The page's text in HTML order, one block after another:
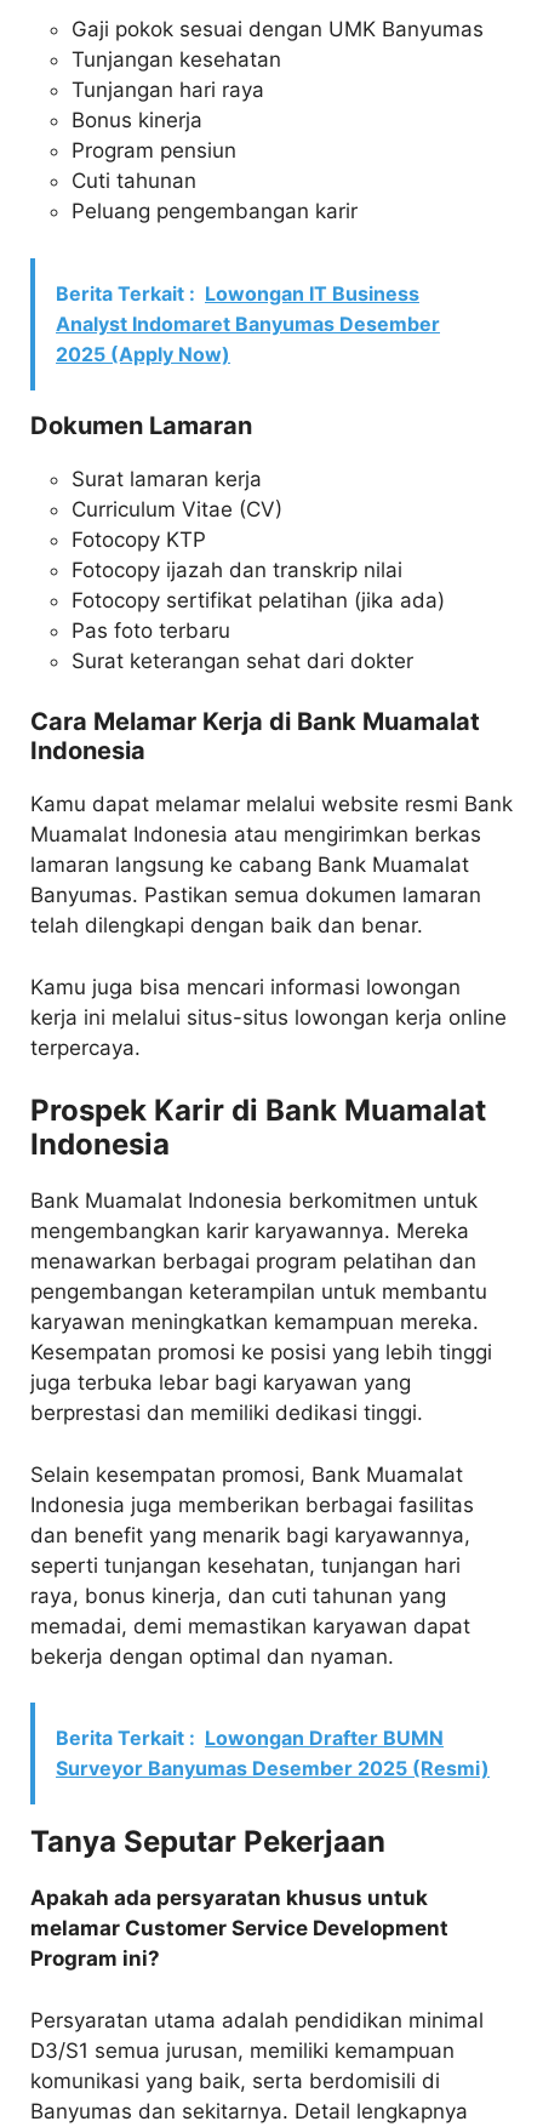
Gaji pokok sesuai dengan UMK Banyumas
Tunjangan kesehatan
Tunjangan hari raya
Bonus kinerja
Program pensiun
Cuti tahunan
Peluang pengembangan karir
Berita Terkait : Lowongan IT Business
Analyst Indomaret Banyumas Desember
2025 (Apply Now)
Dokumen Lamaran
Surat lamaran kerja
Curriculum Vitae (CV)
Fotocopy KTP
Fotocopy ijazah dan transkrip nilai
Fotocopy sertifikat pelatihan (jika ada)
Pas foto terbaru
Surat keterangan sehat dari dokter
Cara Melamar Kerja di Bank Muamalat
Indonesia
Kamu dapat melamar melalui website resmi Bank
Muamalat Indonesia atau mengirimkan berkas
lamaran langsung ke cabang Bank Muamalat
Banyumas. Pastikan semua dokumen lamaran
telah dilengkapi dengan baik dan benar.
Kamu juga bisa mencari informasi lowongan
kerja ini melalui situs-situs lowongan kerja online
terpercaya.
Prospek Karir di Bank Muamalat
Indonesia
Bank Muamalat Indonesia berkomitmen untuk
mengembangkan karir karyawannya. Mereka
menawarkan berbagai program pelatihan dan
pengembangan keterampilan untuk membantu
karyawan meningkatkan kemampuan mereka.
Kesempatan promosi ke posisi yang lebih tinggi
juga terbuka lebar bagi karyawan yang
berprestasi dan memiliki dedikasi tinggi.
Selain kesempatan promosi, Bank Muamalat
Indonesia juga memberikan berbagai fasilitas
dan benefit yang menarik bagi karyawannya,
seperti tunjangan kesehatan, tunjangan hari
raya, bonus kinerja, dan cuti tahunan yang
memadai, demi memastikan karyawan dapat
bekerja dengan optimal dan nyaman.
Berita Terkait : Lowongan Drafter BUMN
Surveyor Banyumas Desember 2025 (Resmi)
Tanya Seputar Pekerjaan
Apakah ada persyaratan khusus untuk
melamar Customer Service Development
Program ini?
Persyaratan utama adalah pendidikan minimal
D3/S1 semua jurusan, memiliki kemampuan
komunikasi yang baik, serta berdomisili di
Banyumas dan sekitarnya. Detail lengkapnya